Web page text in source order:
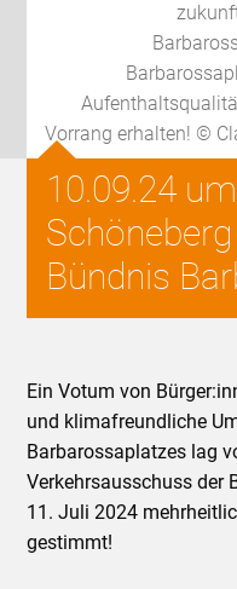
Vorrang erhalten! ©
10.09.24
Bündnis
Ein Votum von
und klimafreundliche
Barbarossaplatzes lag
Verkehrsausschuss der
11. Juli 2024
gestimmt!